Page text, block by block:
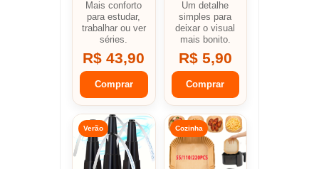
Mais conforto
para estudar,
trabalhar ou ver
séries.
R$ 43,90
Comprar
Um detalhe
simples para
deixar o visual
mais bonito.
R$ 5,90
Comprar
Verão Cozinha